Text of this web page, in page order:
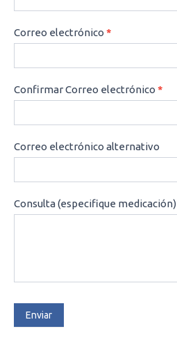
Correo electrónico *
Confirmar Correo electrónico *
Correo electrónico alternativo
Consulta (especifique medicación)
Enviar